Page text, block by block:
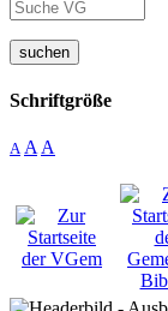
suchen
Schriftgröße
A A A